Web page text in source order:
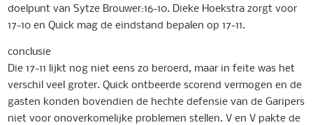
doelpunt van Sytze Brouwer:16-10. Dieke Hoekstra zorgt voor
17-10 en Quick mag de eindstand bepalen op 17-11.
conclusie
Die 17-11 lijkt nog niet eens zo beroerd, maar in feite was het
verschil veel groter. Quick ontbeerde scorend vermogen en de
gasten konden bovendien de hechte defensie van de Garipers
niet voor onoverkomelijke problemen stellen. V en V pakte de